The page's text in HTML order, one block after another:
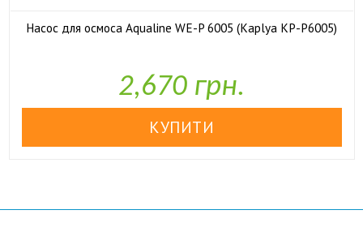
Насос для осмоса Aqualine WE-P 6005 (Kaplya KP-P6005)
2,670 грн.